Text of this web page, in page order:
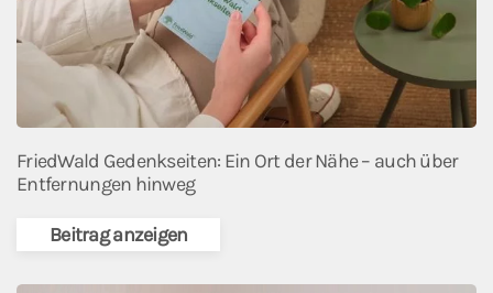
FriedWald Gedenkseiten: Ein Ort der Nähe – auch über
Entfernungen hinweg
Beitrag anzeigen